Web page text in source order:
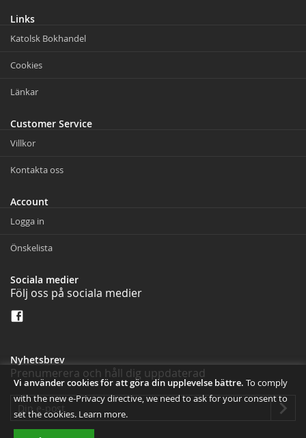
Vi använder cookies för att göra din upplevelse bättre. To comply
with the new e-Privacy directive, we need to ask for your consent to
set the cookies. Learn more.
Links
Katolsk Bokhandel
Cookies
Länkar
Customer Service
Villkor
Kontakta oss
Account
Logga in
Önskelista
Sociala medier
Följ oss på sociala medier
Nyhetsbrev
Prenumerera och håll dig uppdaterad